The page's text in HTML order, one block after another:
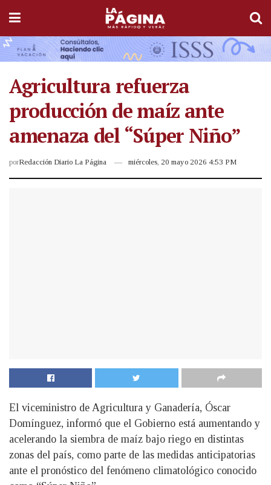
Agricultura refuerza
producción de maíz ante
amenaza del “Súper Niño”
porRedacción Diario La Página miércoles, 20 mayo 2026 4:53 PM
El viceministro de Agricultura y Ganadería, Óscar
Domínguez, informó que el Gobierno está aumentando y
acelerando la siembra de maíz bajo riego en distintas
zonas del país, como parte de las medidas anticipatorias
ante el pronóstico del fenómeno climatológico conocido